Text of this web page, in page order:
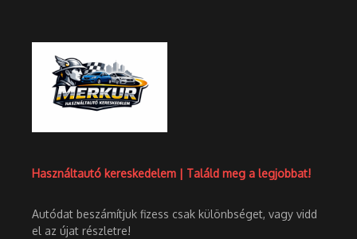
Használtautó kereskedelem | Találd meg a legjobbat!
Autódat beszámítjuk fizess csak különbséget, vagy vidd
el az újat részletre!